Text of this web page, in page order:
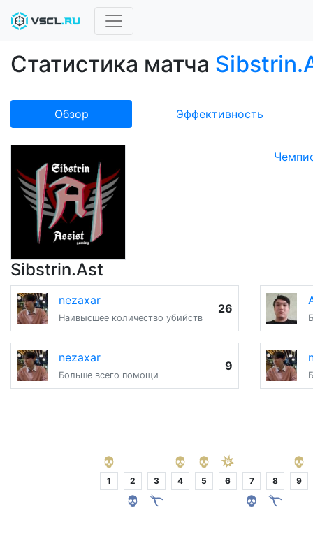
Статистика матча
Обзор Эффективность
Sibstrin.Ast
nezaxar
Наивысшее количество убийств
26
nezaxar
Больше всего помощи
9
1 2 3 4 5 6 7 8 9